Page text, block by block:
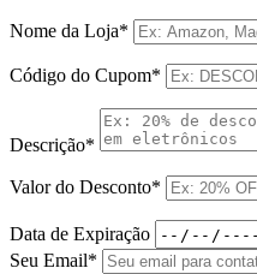
Nome da Loja*
Código do Cupom*
Descrição*
Valor do Desconto*
Data de Expiração
Seu Email*